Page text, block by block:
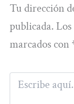
Tu dirección
publicada.
marcados con
aquí...